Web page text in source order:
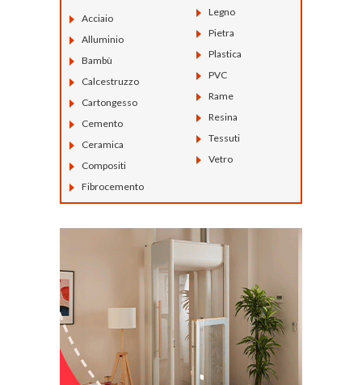
Acciaio
Alluminio
Bambù
Calcestruzzo
Cartongesso
Cemento
Ceramica
Compositi
Fibrocemento
Legno
Pietra
Plastica
PVC
Rame
Resina
Tessuti
Vetro